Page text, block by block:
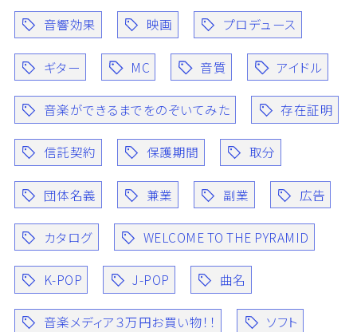
音響効果 映画 プロデュース
ギター MC 音質 アイドル
音楽ができるまでをのぞいてみた 存在証明
信託契約 保護期間 取分
団体名義 兼業 副業 広告
カタログ WELCOME TO THE PYRAMID
K-POP J-POP 曲名
音楽メディア３万円お買い物！！ ソフト